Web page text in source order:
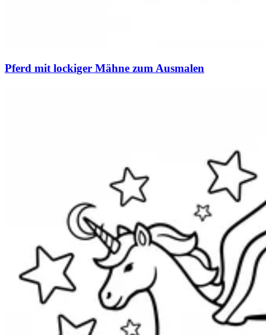
Pferd mit lockiger Mähne zum Ausmalen